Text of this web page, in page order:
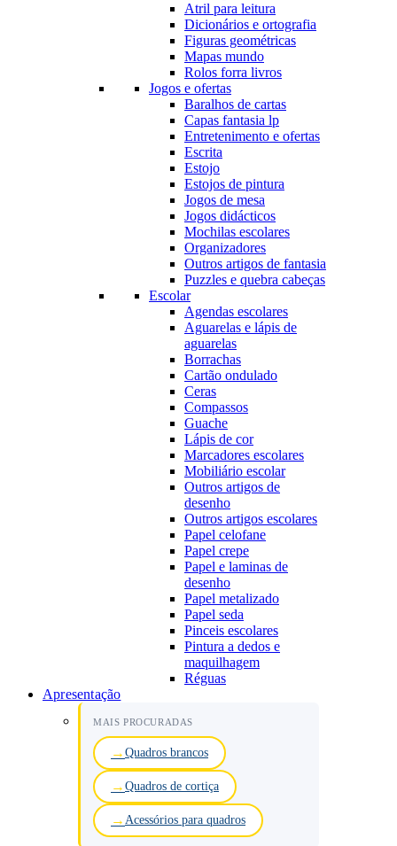
Atril para leitura
Dicionários e ortografia
Figuras geométricas
Mapas mundo
Rolos forra livros
Jogos e ofertas
Baralhos de cartas
Capas fantasia lp
Entretenimento e ofertas
Escrita
Estojo
Estojos de pintura
Jogos de mesa
Jogos didácticos
Mochilas escolares
Organizadores
Outros artigos de fantasia
Puzzles e quebra cabeças
Escolar
Agendas escolares
Aguarelas e lápis de
aguarelas
Borrachas
Cartão ondulado
Ceras
Compassos
Guache
Lápis de cor
Marcadores escolares
Mobiliário escolar
Outros artigos de
desenho
Outros artigos escolares
Papel celofane
Papel crepe
Papel e laminas de
desenho
Papel metalizado
Papel seda
Pinceis escolares
Pintura a dedos e
maquilhagem
Réguas
Apresentação
MAIS PROCURADAS
Quadros brancos
Quadros de cortiça
Acessórios para quadros